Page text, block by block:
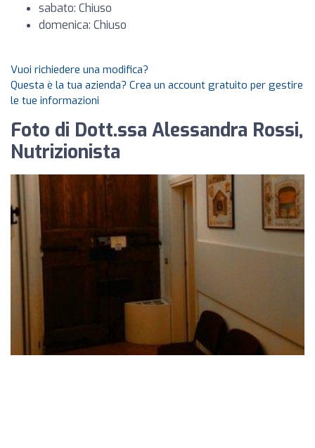
sabato: Chiuso
domenica: Chiuso
Vuoi richiedere una modifica?
Questa è la tua azienda? Crea un account gratuito per gestire
le tue informazioni
Foto di Dott.ssa Alessandra Rossi,
Nutrizionista